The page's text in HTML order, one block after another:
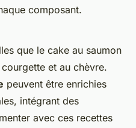
composant.
que le cake au saumon
et au chèvre.
peuvent être enrichies
intégrant des
avec ces recettes